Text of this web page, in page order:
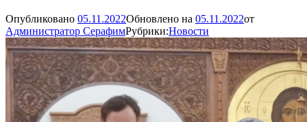
Опубликовано 05.11.2022Обновлено на 05.11.2022от
Администратор СерафимРубрики:Новости